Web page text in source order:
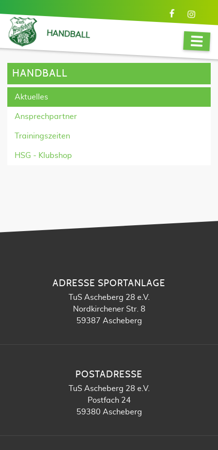
HANDBALL
HANDBALL
Aktuelles
Ansprechpartner
Trainingszeiten
HSG - Klubshop
ADRESSE SPORTANLAGE
TuS Ascheberg 28 e.V.
Nordkirchener Str. 8
59387 Ascheberg
POSTADRESSE
TuS Ascheberg 28 e.V.
Postfach 24
59380 Ascheberg